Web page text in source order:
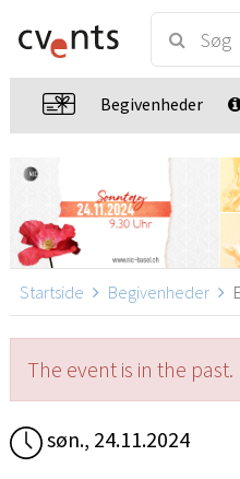
Begivenheder
Startside Begivenheder
The event is in the past.
søn., 24.11.2024